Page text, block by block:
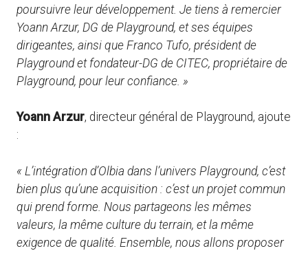
poursuivre leur développement. Je tiens à remercier
Yoann Arzur, DG de Playground, et ses équipes
dirigeantes, ainsi que Franco Tufo, président de
Playground et fondateur-DG de CITEC, propriétaire de
Playground, pour leur confiance. »
Yoann Arzur, directeur général de Playground, ajoute
:
« L’intégration d’Olbia dans l’univers Playground, c’est
bien plus qu’une acquisition : c’est un projet commun
qui prend forme. Nous partageons les mêmes
valeurs, la même culture du terrain, et la même
exigence de qualité. Ensemble, nous allons proposer